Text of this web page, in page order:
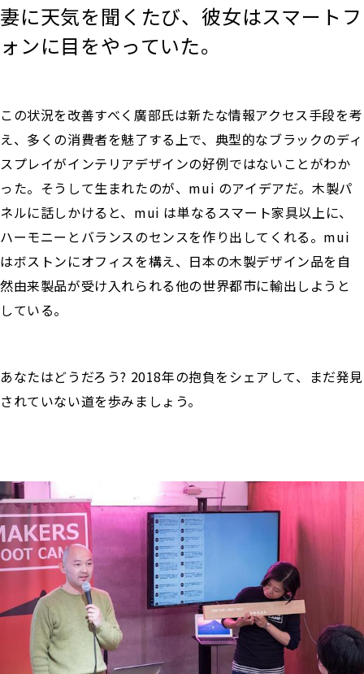
妻に天気を聞くたび、彼女はスマートフ
ォンに目をやっていた。
この状況を改善すべく廣部氏は新たな情報アクセス手段を考
え、多くの消費者を魅了する上で、典型的なブラックのディ
スプレイがインテリアデザインの好例ではないことがわか
った。そうして生まれたのが、mui のアイデアだ。木製パ
ネルに話しかけると、mui は単なるスマート家具以上に、
ハーモニーとバランスのセンスを作り出してくれる。mui
はボストンにオフィスを構え、日本の木製デザイン品を自
然由来製品が受け入れられる他の世界都市に輸出しようと
している。
あなたはどうだろう? 2018年の抱負をシェアして、まだ発見
されていない道を歩みましょう。